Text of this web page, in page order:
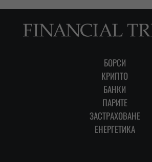
БОРСИ
КРИПТО
БАНКИ
ПАРИТЕ
ЗАСТРАХОВАНЕ
ЕНЕРГЕТИКА